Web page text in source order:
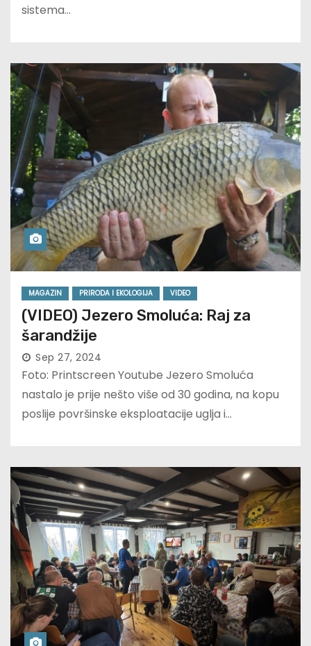
sistema…
MAGAZIN PRIRODA I EKOLOGIJA VIDEO
(VIDEO) Jezero Smoluća: Raj za
šarandžije
Sep 27, 2024
Foto: Printscreen Youtube Jezero Smoluća
nastalo je prije nešto više od 30 godina, na kopu
poslije površinske eksploatacije uglja i…